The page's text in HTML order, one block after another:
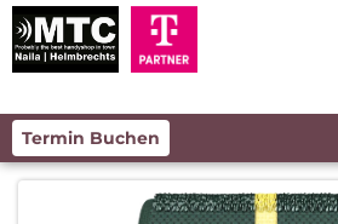
Termin Buchen